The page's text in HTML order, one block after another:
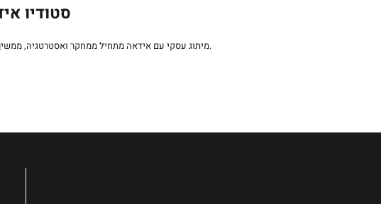
סטודיו
מיתוג עסקי עם אידאה מתחיל ממחקר ואסטרטגיה,קריאייטיבית התומכת בערכי המותג.